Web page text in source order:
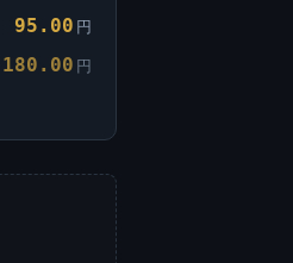
95.00 円
180.00 円